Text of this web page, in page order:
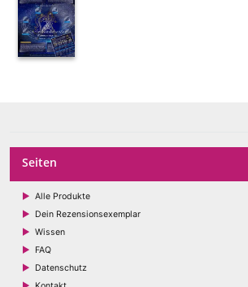
Seiten
Alle Produkte
Dein Rezensionsexemplar
Wissen
FAQ
Datenschutz